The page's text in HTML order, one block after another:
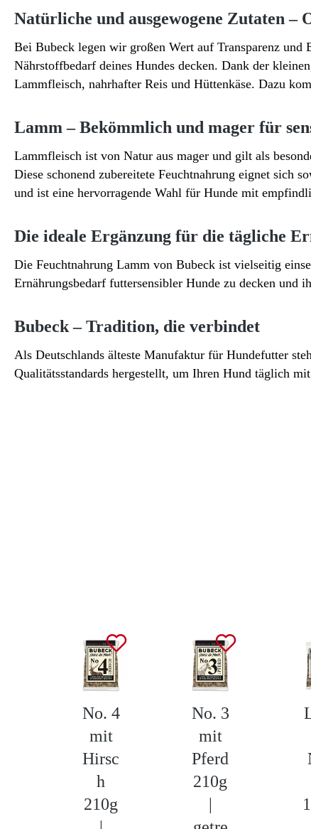
Natürliche und ausgewogene Zutaten –
Bei Bubeck legen wir großen Wert auf Transparenz und
Nährstoffbedarf deines Hundes decken. Dank der
Lammfleisch, nahrhafter Reis und Hüttenkäse. Dazu
Lamm – Bekömmlich und mager für
Lammfleisch ist von Natur aus mager und gilt als
Diese schonend zubereitete Feuchtnahrung eignet sich
und ist eine hervorragende Wahl für Hunde mit
Die ideale Ergänzung für die tägliche
Die Feuchtnahrung Lamm von Bubeck ist vielseitig
Ernährungsbedarf futtersensibler Hunde zu decken und
Bubeck – Tradition, die verbindet
Als Deutschlands älteste Manufaktur für Hundefutter
Qualitätsstandards hergestellt, um Ihren Hund täglich
No. 4
mit
Hirsc
h
210g
No. 3
mit
Pferd
210g
|